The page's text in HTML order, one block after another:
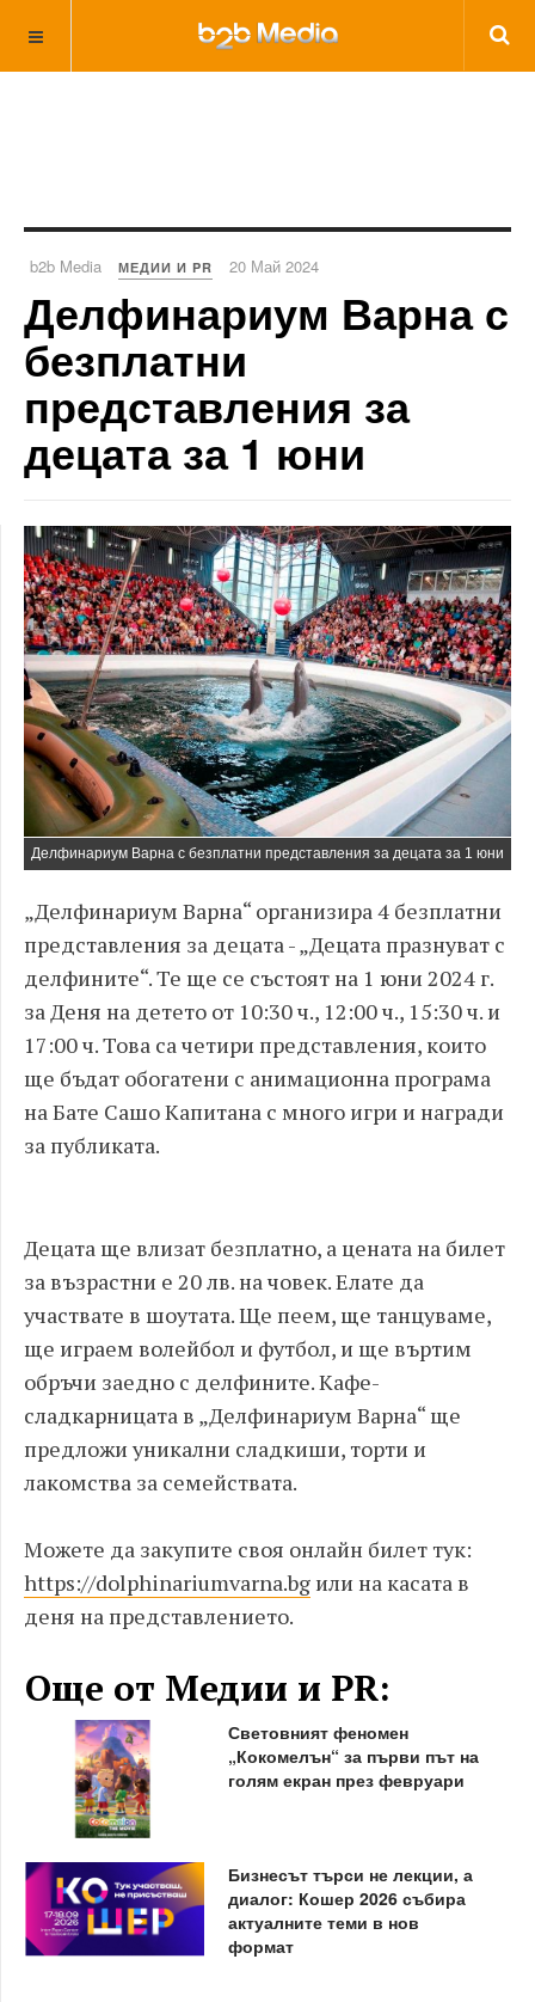
b2b Media МЕДИИ И PR 20 Май 2024
Делфинариум Варна с
безплатни
представления за
децата за 1 юни
Делфинариум Варна с безплатни представления за децата за 1 юни
„Делфинариум Варна“ организира 4 безплатни
представления за децата - „Децата празнуват с
делфините“. Те ще се състоят на 1 юни 2024 г.
за Деня на детето от 10:30 ч., 12:00 ч., 15:30 ч. и
17:00 ч. Това са четири представления, които
ще бъдат обогатени с анимационна програма
на Бате Сашо Капитана с много игри и награди
за публиката.
Децата ще влизат безплатно, а цената на билет
за възрастни е 20 лв. на човек. Елате да
участвате в шоутата. Ще пеем, ще танцуваме,
ще играем волейбол и футбол, и ще въртим
обръчи заедно с делфините. Кафе-
сладкарницата в „Делфинариум Варна“ ще
предложи уникални сладкиши, торти и
лакомства за семействата.
Можете да закупите своя онлайн билет тук:
https://dolphinariumvarna.bg или на касата в
деня на представлението.
Още от Медии и PR:
Световният феномен
„Кокомелън“ за първи път на
голям екран през февруари
Бизнесът търси не лекции, а
диалог: Кошер 2026 събира
актуалните теми в нов
формат